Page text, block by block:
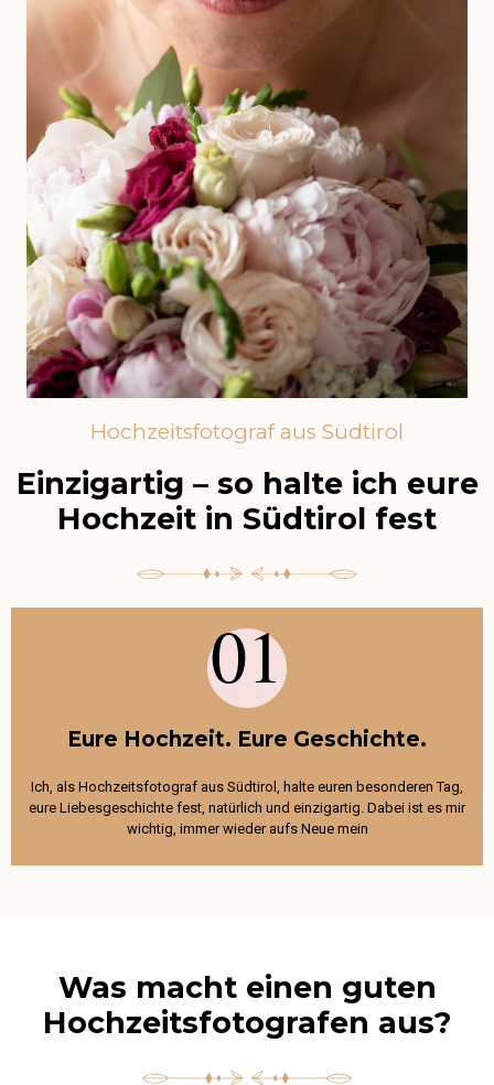
Hochzeitsfotograf aus Südtirol
Einzigartig – so halte ich eure
Hochzeit in Südtirol fest
01
Eure Hochzeit. Eure Geschichte.
Ich, als Hochzeitsfotograf aus Südtirol, halte euren besonderen Tag,
eure Liebesgeschichte fest, natürlich und einzigartig. Dabei ist es mir
wichtig, immer wieder aufs Neue mein
Was macht einen guten
Hochzeitsfotografen aus?